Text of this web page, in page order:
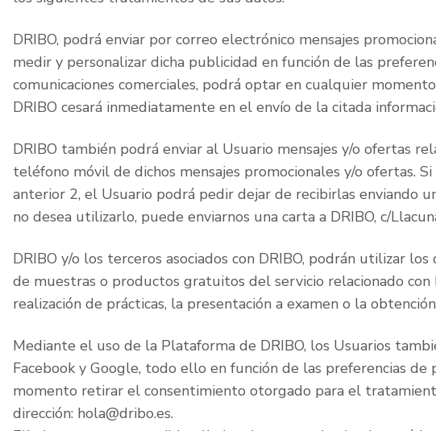
DRIBO, podrá enviar por correo electrónico mensajes
medir y personalizar dicha publicidad en función de las
comunicaciones comerciales, podrá optar en cualquier
DRIBO cesará inmediatamente en el envío de la citada
DRIBO también podrá enviar al Usuario mensajes y/o ofertas
teléfono móvil de dichos mensajes promocionales y/o ofertas.
anterior 2, el Usuario podrá pedir dejar de recibirlas enviando
no desea utilizarlo, puede enviarnos una carta a DRIBO, c/
DRIBO y/o los terceros asociados con DRIBO, podrán utilizar
de muestras o productos gratuitos del servicio relacionado
realización de prácticas, la presentación a examen o la
Mediante el uso de la Plataforma de DRIBO, los Usuarios
Facebook y Google, todo ello en función de las preferencias
momento retirar el consentimiento otorgado para el
dirección: hola@dribo.es.